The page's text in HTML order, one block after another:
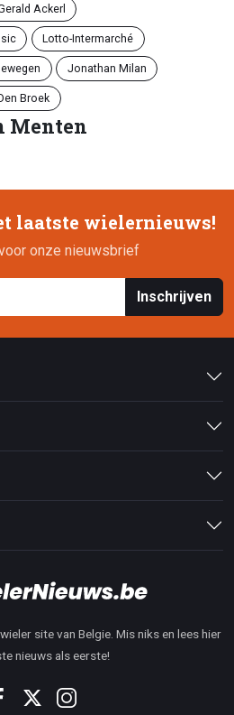
Ackerl
Lotto-Intermarché
Jonathan Milan
Broek
Menten
laatste wielernieuws!
onze nieuwsbrief
Inschrijven
site van Belgie. Mis niks en lees hier
nieuws als eerste!